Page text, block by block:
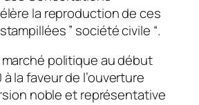
la reproduction de ces
” société civile “.
politique au début
la faveur de l’ouverture
noble et représentative